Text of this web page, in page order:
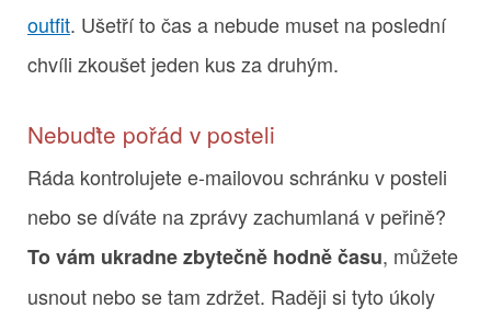
outfit. Ušetří to čas a nebude muset na poslední
chvíli zkoušet jeden kus za druhým.
Nebuďte pořád v posteli
Ráda kontrolujete e-mailovou schránku v posteli
nebo se díváte na zprávy zachumlaná v peřině?
To vám ukradne zbytečně hodně času, můžete
usnout nebo se tam zdržet. Raději si tyto úkoly